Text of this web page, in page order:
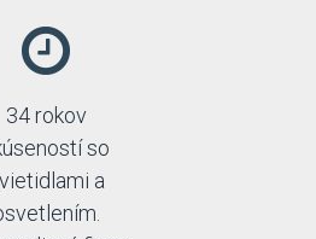
34 rokov
so
a